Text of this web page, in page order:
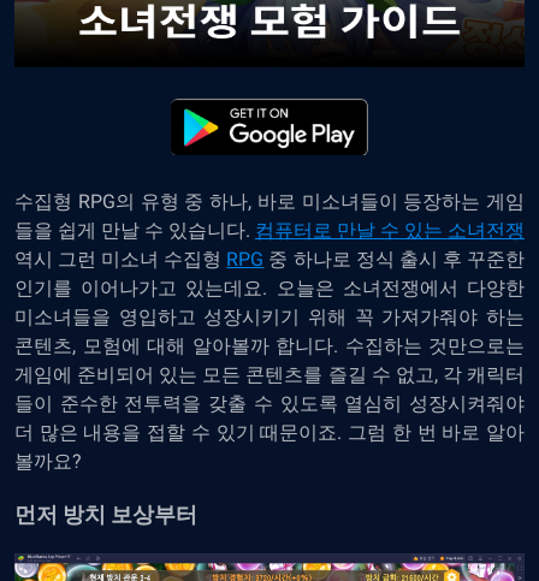
수집형 RPG의 유형 중 하나, 바로 미소녀들이 등장하는 게임
들을 쉽게 만날 수 있습니다. 컴퓨터로 만날 수 있는 소녀전쟁
역시 그런 미소녀 수집형 RPG 중 하나로 정식 출시 후 꾸준한
인기를 이어나가고 있는데요. 오늘은 소녀전쟁에서 다양한
미소녀들을 영입하고 성장시키기 위해 꼭 가져가줘야 하는
콘텐츠, 모험에 대해 알아볼까 합니다. 수집하는 것만으로는
게임에 준비되어 있는 모든 콘텐츠를 즐길 수 없고, 각 캐릭터
들이 준수한 전투력을 갖출 수 있도록 열심히 성장시켜줘야
더 많은 내용을 접할 수 있기 때문이죠. 그럼 한 번 바로 알아
볼까요?
먼저 방치 보상부터